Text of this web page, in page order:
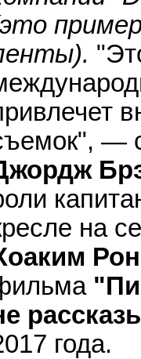
—
на
года.